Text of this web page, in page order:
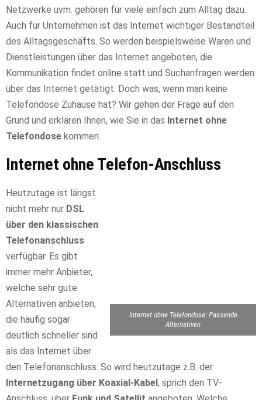
Netzwerke uvm. gehören für viele einfach zum Alltag dazu.
Auch für Unternehmen ist das Internet wichtiger Bestandteil
des Alltagsgeschäfts. So werden beispielsweise Waren und
Dienstleistungen über das Internet angeboten, die
Kommunikation findet online statt und Suchanfragen werden
über das Internet getätigt. Doch was, wenn man keine
Telefondose Zuhause hat? Wir gehen der Frage auf den
Grund und erklären Ihnen, wie Sie in das Internet ohne
Telefondose kommen.
Internet ohne Telefon-Anschluss
Internet ohne Telefondose: Passende
Alternativen
Heutzutage ist längst
nicht mehr nur DSL
über den klassischen
Telefonanschluss
verfügbar. Es gibt
immer mehr Anbieter,
welche sehr gute
Alternativen anbieten,
die häufig sogar
deutlich schneller sind
als das Internet über
den Telefonanschluss. So wird heutzutage z.B. der
Internetzugang über Koaxial-Kabel, sprich den TV-